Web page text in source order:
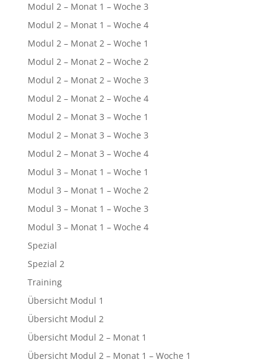
Modul 2 – Monat 1 – Woche 3
Modul 2 – Monat 1 – Woche 4
Modul 2 – Monat 2 – Woche 1
Modul 2 – Monat 2 – Woche 2
Modul 2 – Monat 2 – Woche 3
Modul 2 – Monat 2 – Woche 4
Modul 2 – Monat 3 – Woche 1
Modul 2 – Monat 3 – Woche 3
Modul 2 – Monat 3 – Woche 4
Modul 3 – Monat 1 – Woche 1
Modul 3 – Monat 1 – Woche 2
Modul 3 – Monat 1 – Woche 3
Modul 3 – Monat 1 – Woche 4
Spezial
Spezial 2
Training
Übersicht Modul 1
Übersicht Modul 2
Übersicht Modul 2 – Monat 1
Übersicht Modul 2 – Monat 1 – Woche 1